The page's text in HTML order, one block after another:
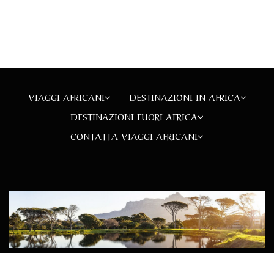
VIAGGI AFRICANI
DESTINAZIONI IN AFRICA
DESTINAZIONI FUORI AFRICA
CONTATTA VIAGGI AFRICANI